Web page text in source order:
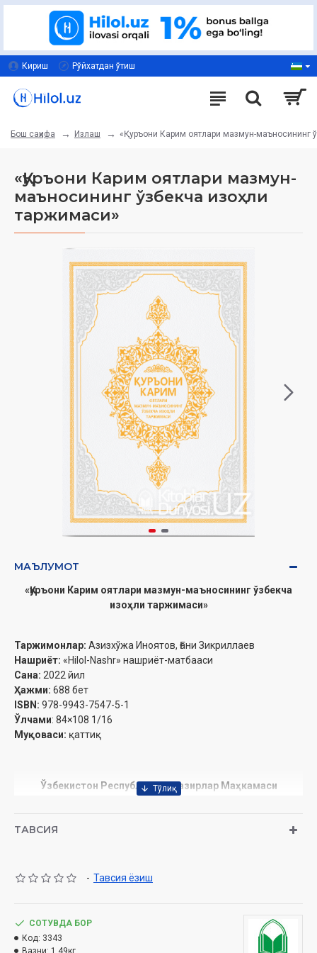
Кириш Рўйхатдан ўтиш
Бош саҳифа Излаш «Қуръони Карим оятлари мазмун-маъносининг
«Қуръони Карим оятлари мазмун-
маъносининг ўзбекча изоҳли
таржимаси»
МАЪЛУМОТ
«Қуръони Карим оятлари мазмун-маъносининг ўзбекча
изоҳли таржимаси»
Таржимонлар: Азизхўжа Иноятов, Ғани Зикриллаев
Нашриёт: «Hilol-Nashr» нашриёт-матбааси
Сана: 2022 йил
Ҳажми: 688 бет
ISBN: 978-9943-7547-5-1
Ўлчами: 84×108 1/16
Муқоваси: қаттиқ
Ўзбекистон Республикаси Вазирлар Маҳкамаси
Қуръони каримни Аллоҳ таоло шак-шубҳа ножоиз бўлган
қироати ибодат ҳисобланувчи китобдир [МС, УТ].[1]
ТАВСИЯ
- Тавсия ёзиш
СОТУВДА БОР
Код: 3343